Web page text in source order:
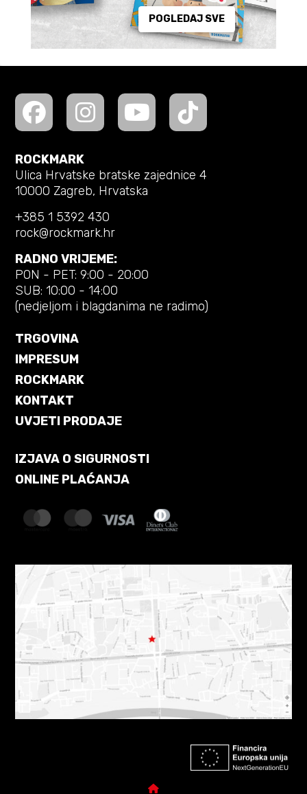
POGLEDAJ SVE
ROCKMARK
Ulica Hrvatske bratske zajednice 4
10000 Zagreb, Hrvatska
+385 1 5392 430
rock@rockmark.hr
RADNO VRIJEME:
PON - PET: 9:00 - 20:00
SUB: 10:00 - 14:00
(nedjeljom i blagdanima ne radimo)
TRGOVINA
IMPRESUM
ROCKMARK
KONTAKT
UVJETI PRODAJE
IZJAVA O SIGURNOSTI
ONLINE PLAĆANJA